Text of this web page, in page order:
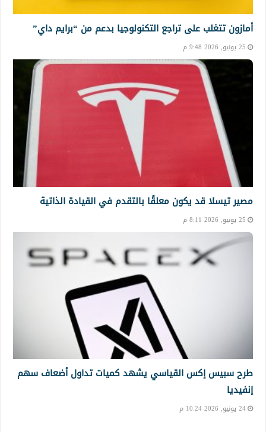
أمازون تتغلب على تراجع التكنولوجيا بدعم من “برايم داي”
25 يونيو, 2026 9:48 م
مصير تيسلا قد يكون معلقًا بالتقدم في القيادة الذاتية
25 يونيو, 2026 8:11 م
طرح سبيس إكس القياسي يشهد كميات تداول أضعاف سهم
إنفيديا
24 يونيو, 2026 10:24 م